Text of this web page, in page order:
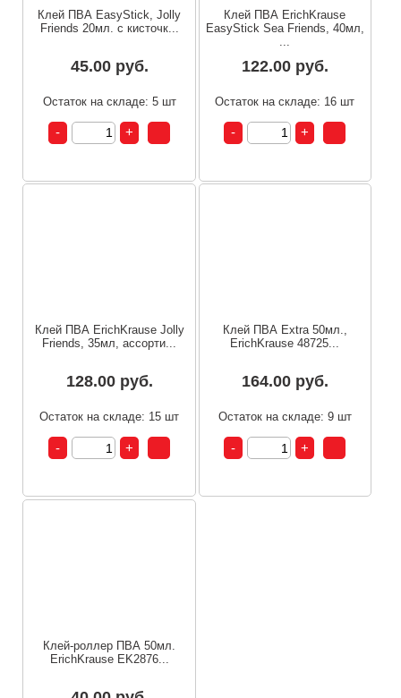
Клей ПВА EasyStick, Jolly
Friends 20мл. с кисточк...
45.00 руб.
Остаток на складе: 5 шт
Клей ПВА ErichKrause
EasyStick Sea Friends, 40мл,
122.00 руб.
Остаток на складе: 16 шт
Клей ПВА ErichKrause Jolly
Friends, 35мл, ассорти...
128.00 руб.
Остаток на складе: 15 шт
Клей ПВА Extra 50мл.,
ErichKrause 48725...
164.00 руб.
Остаток на складе: 9 шт
Клей-роллер ПВА 50мл.
ErichKrause EK2876...